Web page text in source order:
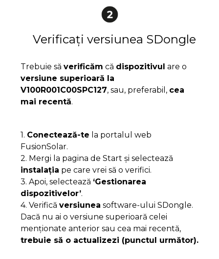
Verificați versiunea SDongle
Trebuie să verificăm că dispozitivul are o
versiune superioară la
V100R001C00SPC127, sau, preferabil, cea
mai recentă.
1. Conectează-te la portalul web
FusionSolar.
2. Mergi la pagina de Start și selectează
instalația pe care vrei să o verifici.
3. Apoi, selectează ‘Gestionarea
dispozitivelor’.
4. Verifică versiunea software-ului SDongle.
Dacă nu ai o versiune superioară celei
menționate anterior sau cea mai recentă,
trebuie să o actualizezi (punctul următor).